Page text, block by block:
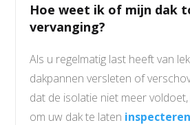
Hoe weet ik of mijn dak
vervanging?
Als u regelmatig last heeft van
dakpannen versleten of
dat de isolatie niet meer
om uw dak te laten inspecteren